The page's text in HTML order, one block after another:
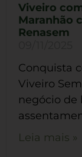
Viveiro
Maranhão
Renasem
Conquista
Viveiro
negócio de
Leia mais »